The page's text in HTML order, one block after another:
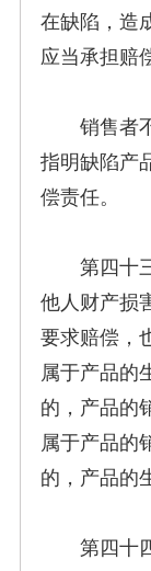
在缺陷，造
应当承担赔
销售者不
指明缺陷产
偿责任。
第四十三
他人财产损
要求赔偿，
属于产品的
的，产品的
属于产品的
的，产品的
第四十四